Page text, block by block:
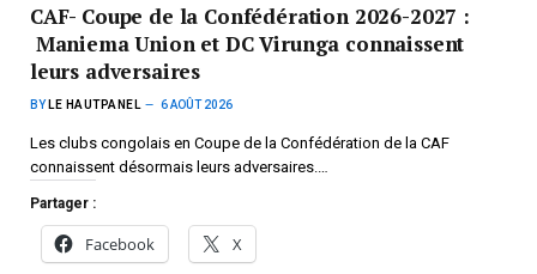
CAF- Coupe de la Confédération 2026-2027 :
Maniema Union et DC Virunga connaissent
leurs adversaires
BY LE HAUTPANEL 6 AOÛT 2026
Les clubs congolais en Coupe de la Confédération de la CAF
connaissent désormais leurs adversaires.…
Partager :
Facebook X